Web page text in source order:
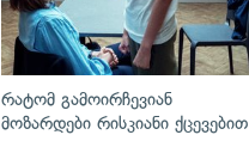
რატომ გამოირჩევიან
მოზარდები რისკიანი ქცევებით